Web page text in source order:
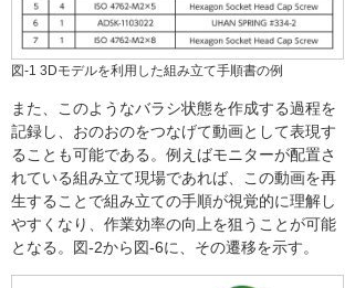
図-1 3Dモデルを利用した組み立て手順書の例
また、このようなバラシ状態を作成する過程を
記録し、おのおのをつなげて動画として表現す
ることも可能である。例えばモニターが配置さ
れている組み立て現場であれば、この動画を再
生することで組み立ての手順が視覚的に理解し
やすくなり、作業効率の向上を狙うことが可能
となる。図-2から図-6に、その遷移を示す。